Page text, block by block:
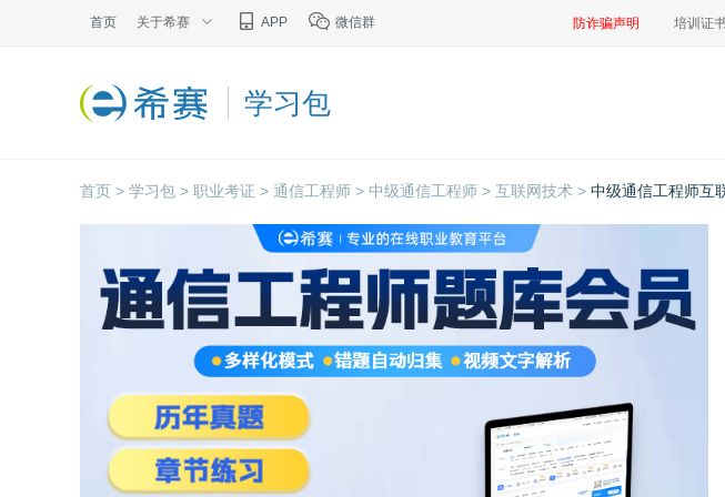
首页 关于希赛 APP 微信群 防诈骗声明 培训证
学习包
首页 > 学习包 > 职业考证 > 通信工程师 > 中级通信工程师 > 互联网技术 > 中级通信工程师互